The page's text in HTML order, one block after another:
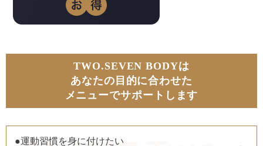
TWO.SEVEN BODYは
あなたの目的に合わせた
メニューでサポートします
●運動習慣を身に付けたい